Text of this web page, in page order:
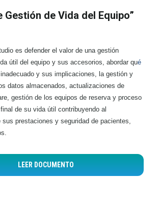
Gestión de Vida del Equipo”
es defender el valor de una gestión
útil del equipo y sus accesorios, abordar qué
y sus implicaciones, la gestión y
datos almacenados, actualizaciones de
gestión de los equipos de reserva y proceso
de su vida útil contribuyendo al
sus prestaciones y seguridad de pacientes,
LEER DOCUMENTO